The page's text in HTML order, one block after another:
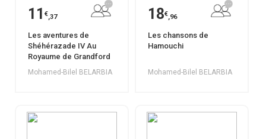
11 €,37
Les aventures de
Shéhérazade IV Au
Royaume de Grandford
Mohamed-Bilel BELARBIA
18€,96
Les chansons de
Hamouchi
Mohamed-Bilel BELARBIA